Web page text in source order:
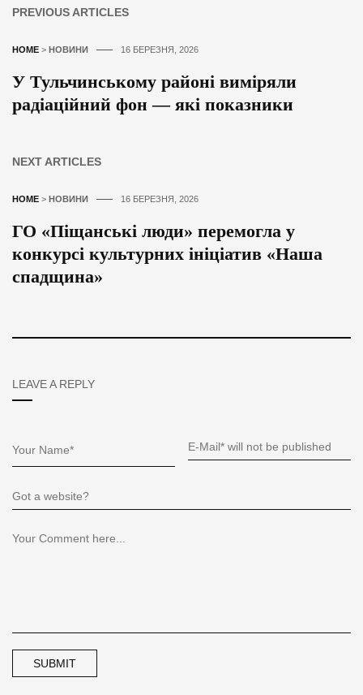
PREVIOUS ARTICLES
HOME > НОВИНИ 16 БЕРЕЗНЯ, 2026
У Тульчинському районі виміряли
радіаційний фон — які показники
NEXT ARTICLES
HOME > НОВИНИ 16 БЕРЕЗНЯ, 2026
ГО «Піщанські люди» перемогла у
конкурсі культурних ініціатив «Наша
спадщина»
LEAVE A REPLY